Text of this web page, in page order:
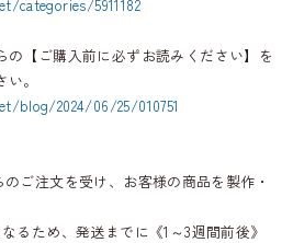
categories/5911182
【ご購入前に必ずお読みください】を
。
blog/2024/06/25/010751
ご注文を受け、お客様の商品を製作・
るため、発送までに《1～3週間前後》